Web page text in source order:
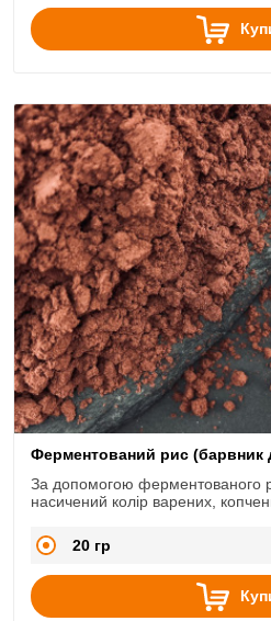
Ферментований рис (барвник
За допомогою ферментованого
насичений колір варених,
20 гр